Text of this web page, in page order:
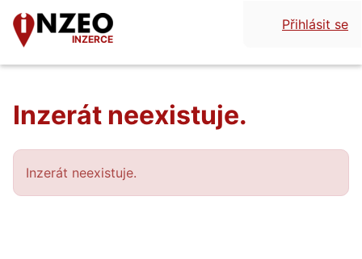
INZERCE
Přihlásit se
Inzerát neexistuje.
Inzerát neexistuje.